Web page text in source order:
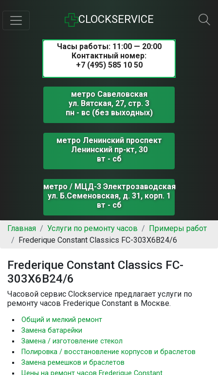
CLOCKSERVICE
Часы работы: 11:00 — 20:00
Контактный номер:
+7 (495) 585 10 50
метро Савеловская
ул. Вятская, 27, стр. 3
пн - вс (без выходных)
метро Ленинский проспект
Ленинский пр-кт, 30
вт - сб
метро / МЦД-3 Электрозаводская
ул. Б.Семеновская, д. 31, корп. 1
вт - сб
Главная Услуги по ремонту часов
Примеры работ
Frederique Constant Classics FC-303X6B24/6
Frederique Constant Classics FC-
303X6B24/6
Часовой сервис Clockservice предлагает услуги по
ремонту часов Frederique Constant в Москве.
Общий и мелкий ремонт
Замена батарейки
Замена / изготовление стекол
Полировка / восстановление корпусов и браслетов
Замена ремешков и браслетов
Цены на ремонт часов Frederique Constant